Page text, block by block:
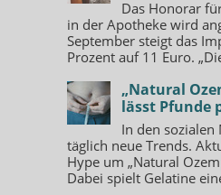
Das Honorar
in der Apotheke wird
September steigt das
Prozent auf 11 Euro.
„Natural
lässt Pfunde
In den
täglich neue Trends.
Hype um „Natural
Dabei spielt Gelatine